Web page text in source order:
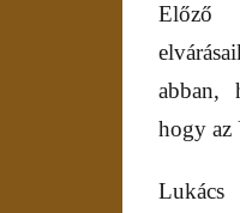
Előző
abban,
hogy az
Lukács